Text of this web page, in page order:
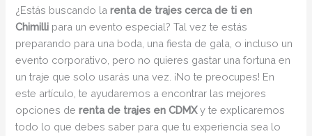
¿Estás buscando larenta de trajes cerca de ti en
Chimilli para un evento especial? Tal vez te estás
preparando para una boda, una fiesta de gala, o incluso un
evento corporativo, pero no quieres gastar una fortuna en
un traje que solo usarás una vez. ¡No te preocupes! En
este artículo, te ayudaremos a encontrar las mejores
opciones derenta de trajes en CDMXy te explicaremos
todo lo que debes saber para que tu experiencia sea lo